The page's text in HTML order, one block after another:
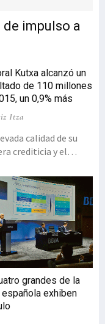
de impulso a
Kutxa alcanzó un
de 110 millones
un 0,9% más
Itza
calidad de su
crediticia y el
permitieron a
Kutxa cerrar el
2015 con un
neto de 110
(un 0,9% más) y
una de las
de solvencia
caracterizado
situación de tipos
grandes de la
española exhiben